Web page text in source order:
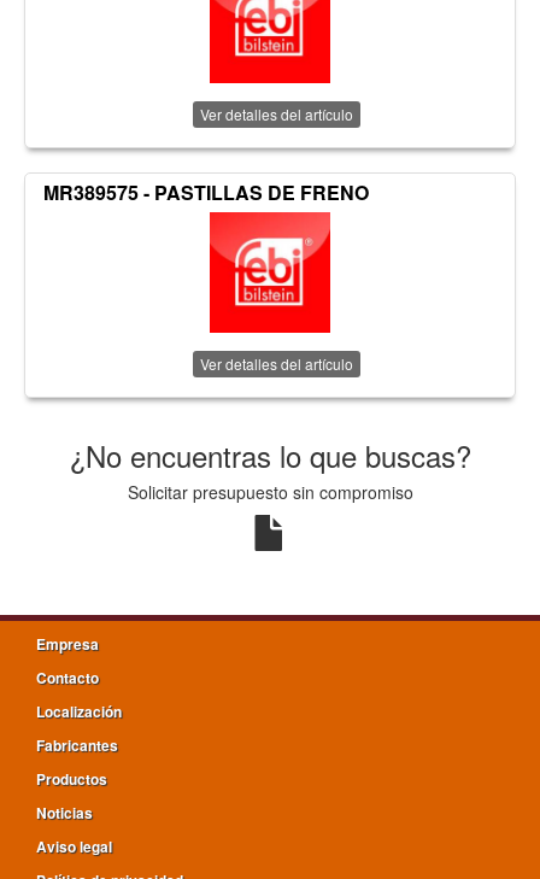
Ver detalles del artículo
MR389575 - PASTILLAS DE FRENO
Ver detalles del artículo
¿No encuentras lo que buscas?
Solicitar presupuesto sin compromiso
Empresa
Contacto
Localización
Fabricantes
Productos
Noticias
Aviso legal